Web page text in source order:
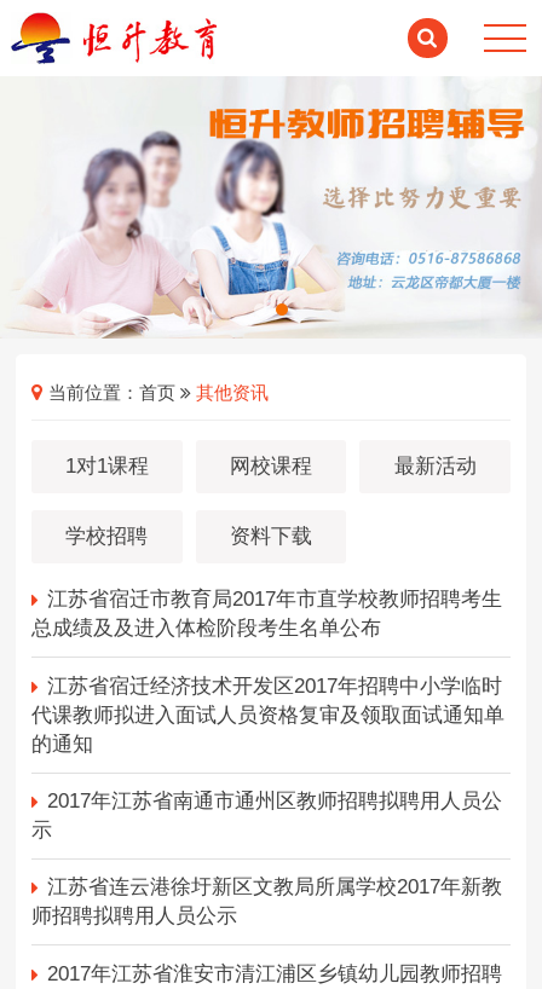
当前位置：首页 其他资讯
1对1课程 网校课程 最新活动
学校招聘 资料下载
江苏省宿迁市教育局2017年市直学校教师招聘考生
总成绩及及进入体检阶段考生名单公布
江苏省宿迁经济技术开发区2017年招聘中小学临时
代课教师拟进入面试人员资格复审及领取面试通知单
的通知
2017年江苏省南通市通州区教师招聘拟聘用人员公
示
江苏省连云港徐圩新区文教局所属学校2017年新教
师招聘拟聘用人员公示
2017年江苏省淮安市清江浦区乡镇幼儿园教师招聘